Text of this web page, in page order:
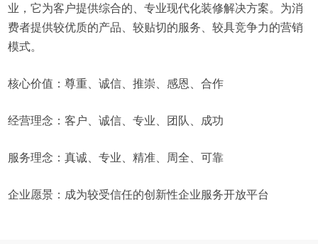
业，它为客户提供综合的、专业现代化装修解决方案。为消
费者提供较优质的产品、较贴切的服务、较具竞争力的营销
模式。
核心价值：尊重、诚信、推崇、感恩、合作
经营理念：客户、诚信、专业、团队、成功
服务理念：真诚、专业、精准、周全、可靠
企业愿景：成为较受信任的创新性企业服务开放平台